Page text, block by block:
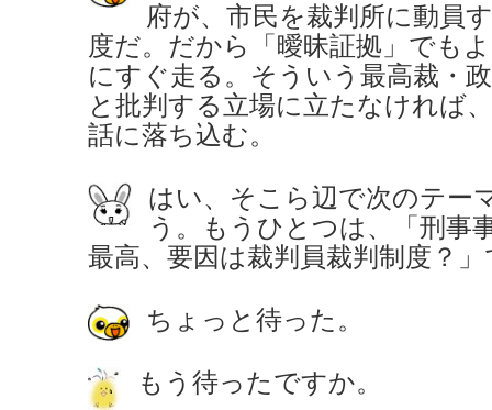
府が、市民を裁判所に動員
度だ。だから「曖昧証拠」でも
にすぐ走る。そういう最高裁・
と批判する立場に立たなければ
話に落ち込む。
はい、そこら辺で次のテー
う。もうひとつは、「刑事
最高、要因は裁判員裁判制度？
ちょっと待った。
もう待ったですか。